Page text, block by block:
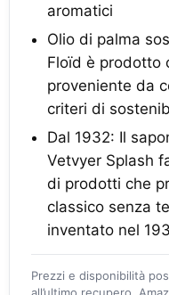
aromatici
Olio di palma
Floïd è prodotto
proveniente da
criteri di
Dal 1932: Il
Vetvyer Splash
di prodotti che
classico senza
inventato nel
Prezzi e disponibilità
all’ultimo recupero.